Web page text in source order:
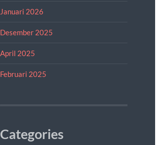
Januari 2026
Desember 2025
April 2025
Februari 2025
Categories